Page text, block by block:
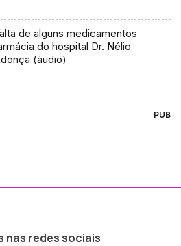
de alguns medicamentos
do hospital Dr. Nélio
(áudio)
PUB
nas redes sociais